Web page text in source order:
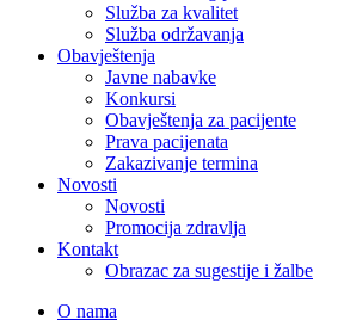
Služba za kvalitet
Služba održavanja
Obavještenja
Javne nabavke
Konkursi
Obavještenja za pacijente
Prava pacijenata
Zakazivanje termina
Novosti
Novosti
Promocija zdravlja
Kontakt
Obrazac za sugestije i žalbe
O nama